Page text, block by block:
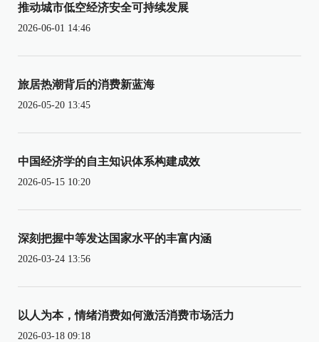
推动城市低空经济安全可持续发展
2026-06-01 14:46
旅居热潮背后的消费新蓝海
2026-05-20 13:45
中国经济学的自主知识体系构建成效
2026-05-15 10:20
深刻把握中等发达国家水平的丰富内涵
2026-03-24 13:56
以人为本，情绪消费如何激活消费市场活力
2026-03-18 09:18